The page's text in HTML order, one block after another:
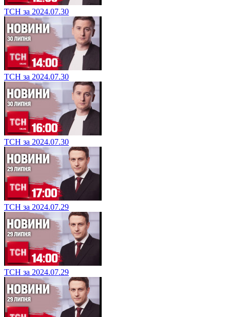
ТСН за 2024.07.30
ТСН за 2024.07.30
ТСН за 2024.07.30
ТСН за 2024.07.29
ТСН за 2024.07.29